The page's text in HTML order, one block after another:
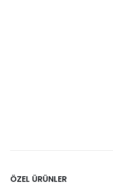
ÖZEL ÜRÜNLER